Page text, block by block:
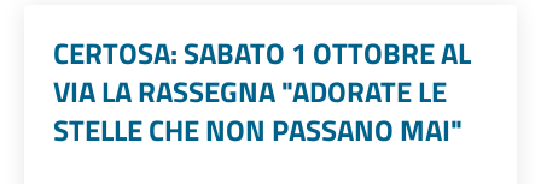
CERTOSA: SABATO 1 OTTOBRE AL
VIA LA RASSEGNA "ADORATE LE
STELLE CHE NON PASSANO MAI"